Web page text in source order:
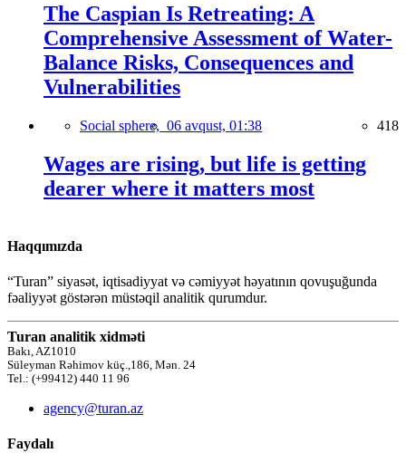
The Caspian Is Retreating: A
Comprehensive Assessment of Water-
Balance Risks, Consequences and
Vulnerabilities
Social sphere, 06 avqust, 01:38 418
Wages are rising, but life is getting
dearer where it matters most
Haqqımızda
“Turan” siyasət, iqtisadiyyat və cəmiyyət həyatının qovuşuğunda
fəaliyyət göstərən müstəqil analitik qurumdur.
Turan analitik xidməti
Bakı, AZ1010
Süleyman Rəhimov küç.,186, Mən. 24
Tel.: (+99412) 440 11 96
agency@turan.az
Faydalı